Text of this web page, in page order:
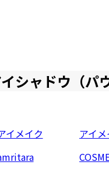
シャドウ（パ
イメイク
アイ